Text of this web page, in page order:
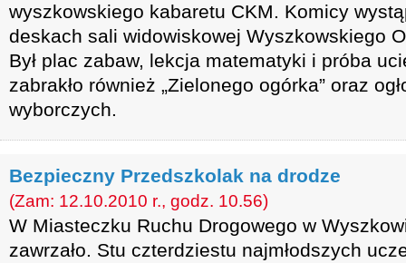
wyszkowskiego kabaretu CKM. Komicy
deskach sali widowiskowej Wyszkowskiego
Był plac zabaw, lekcja matematyki i próba
zabrakło również „Zielonego ogórka” oraz
wyborczych.
Bezpieczny Przedszkolak na drodze
(Zam: 12.10.2010 r., godz. 10.56)
W Miasteczku Ruchu Drogowego w
zawrzało. Stu czterdziestu najmłodszych